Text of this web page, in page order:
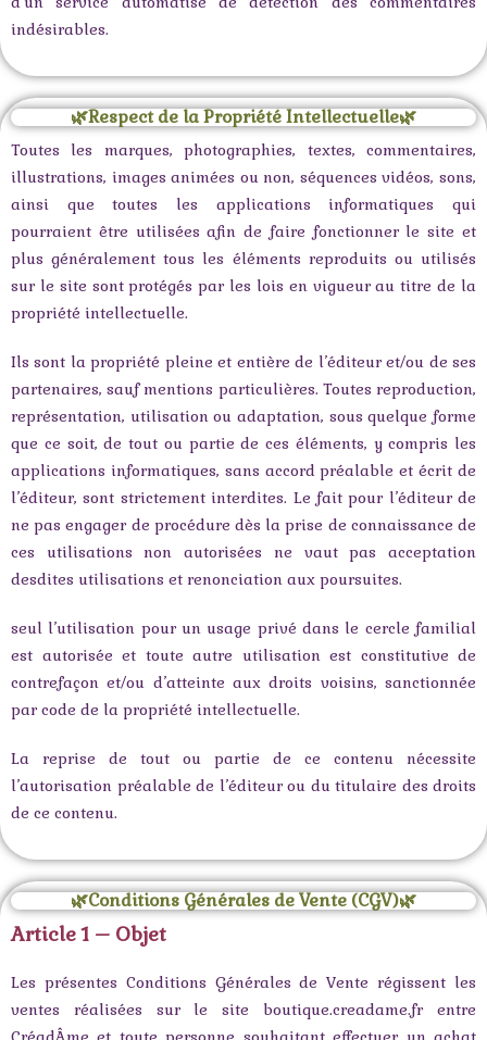
indésirables.
🌿Respect de la Propriété Intellectuelle🌿
Toutes les marques, photographies, textes, commentaires,
illustrations, images animées ou non, séquences vidéos, sons,
ainsi que toutes les applications informatiques qui
pourraient être utilisées afin de faire fonctionner le site et
plus généralement tous les éléments reproduits ou utilisés
sur le site sont protégés par les lois en vigueur au titre de la
propriété intellectuelle.
Ils sont la propriété pleine et entière de l’éditeur et/ou de ses
partenaires, sauf mentions particulières. Toutes reproduction,
représentation, utilisation ou adaptation, sous quelque forme
que ce soit, de tout ou partie de ces éléments, y compris les
applications informatiques, sans accord préalable et écrit de
l’éditeur, sont strictement interdites. Le fait pour l’éditeur de
ne pas engager de procédure dès la prise de connaissance de
ces utilisations non autorisées ne vaut pas acceptation
desdites utilisations et renonciation aux poursuites.
seul l’utilisation pour un usage privé dans le cercle familial
est autorisée et toute autre utilisation est constitutive de
contrefaçon et/ou d’atteinte aux droits voisins, sanctionnée
par code de la propriété intellectuelle.
La reprise de tout ou partie de ce contenu nécessite
l’autorisation préalable de l’éditeur ou du titulaire des droits
de ce contenu.
🌿Conditions Générales de Vente (CGV)🌿
Article 1 – Objet
Les présentes Conditions Générales de Vente régissent les
ventes réalisées sur le site boutique.creadame.fr entre